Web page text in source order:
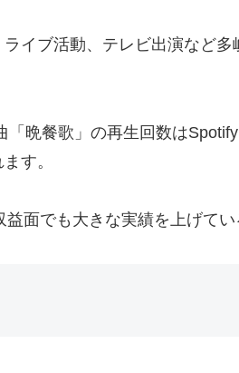
イブ活動、テレビ出演など
晩餐歌」の再生回数は
す。
面でも大きな実績を上げてい